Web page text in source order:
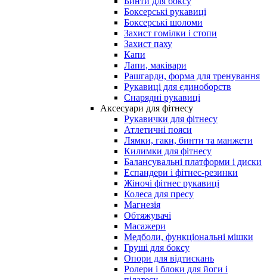
Боксерські рукавиці
Боксерські шоломи
Захист гомілки і стопи
Захист паху
Капи
Лапи, маківари
Рашгарди, форма для тренування
Рукавиці для єдиноборств
Снарядні рукавиці
Аксесуари для фітнесу
Рукавички для фітнесу
Атлетичні пояси
Лямки, гаки, бинти та манжети
Килимки для фітнесу
Балансувальні платформи і диски
Еспандери і фітнес-резинки
Жіночі фітнес рукавиці
Колеса для пресу
Магнезія
Обтяжувачі
Масажери
Медболи, функціональні мішки
Груші для боксу
Опори для відтискань
Ролери і блоки для йоги і